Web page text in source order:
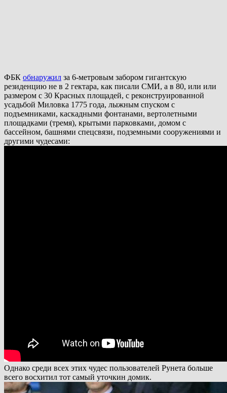
ФБК обнаружил за 6-метровым забором гигантскую
резиденцию не в 2 гектара, как писали СМИ, а в 80, или или
размером с 30 Красных площадей, с реконструированной
усадьбой Миловка 1775 года, лыжным спуском с
подъемниками, каскадными фонтанами, вертолетными
площадками (тремя), крытыми парковками, домом с
бассейном, башнями спецсвязи, подземными сооружениями и
другими чудесами:
Однако среди всех этих чудес пользователей Рунета больше
всего восхитил тот самый уточкин домик.